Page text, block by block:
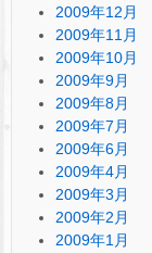
2009年12月
2009年11月
2009年10月
2009年9月
2009年8月
2009年7月
2009年6月
2009年4月
2009年3月
2009年2月
2009年1月